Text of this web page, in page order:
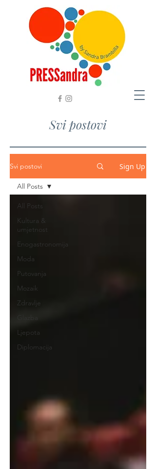
Svi postovi
Svi postovi Sign Up
All Posts
Kultura &
umjetnost
Enogastronomija
Moda
Putovanja
Mozaik
Zdravlje
Ljepota
Diplomacija
All Posts